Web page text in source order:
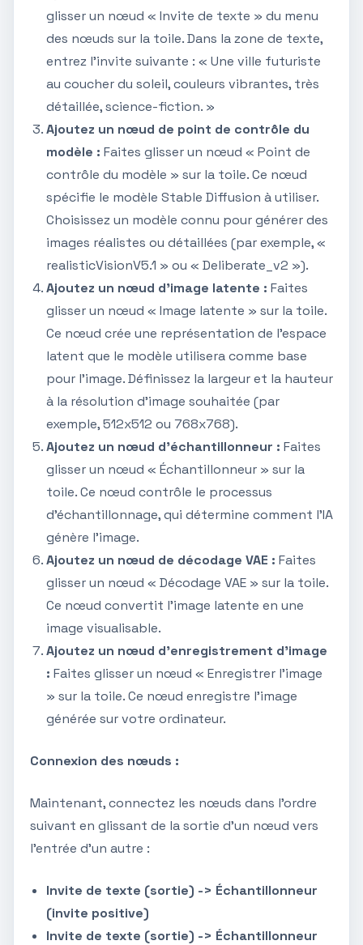
glisser un nœud « Invite de texte » du menu
des nœuds sur la toile. Dans la zone de texte,
entrez l'invite suivante : « Une ville futuriste
au coucher du soleil, couleurs vibrantes, très
détaillée, science-fiction. »
Ajoutez un nœud de point de contrôle du
modèle : Faites glisser un nœud « Point de
contrôle du modèle » sur la toile. Ce nœud
spécifie le modèle Stable Diffusion à utiliser.
Choisissez un modèle connu pour générer des
images réalistes ou détaillées (par exemple, «
realisticVisionV5.1 » ou « Deliberate_v2 »).
Ajoutez un nœud d'image latente : Faites
glisser un nœud « Image latente » sur la toile.
Ce nœud crée une représentation de l'espace
latent que le modèle utilisera comme base
pour l'image. Définissez la largeur et la hauteur
à la résolution d'image souhaitée (par
exemple, 512x512 ou 768x768).
Ajoutez un nœud d'échantillonneur : Faites
glisser un nœud « Échantillonneur » sur la
toile. Ce nœud contrôle le processus
d'échantillonnage, qui détermine comment l'IA
génère l'image.
Ajoutez un nœud de décodage VAE : Faites
glisser un nœud « Décodage VAE » sur la toile.
Ce nœud convertit l'image latente en une
image visualisable.
Ajoutez un nœud d'enregistrement d'image
: Faites glisser un nœud « Enregistrer l'image
» sur la toile. Ce nœud enregistre l'image
générée sur votre ordinateur.
Connexion des nœuds :
Maintenant, connectez les nœuds dans l'ordre
suivant en glissant de la sortie d'un nœud vers
l'entrée d'un autre :
Invite de texte (sortie) -> Échantillonneur
(invite positive)
Invite de texte (sortie) -> Échantillonneur